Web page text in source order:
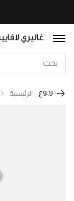
رجوع الرئيسية